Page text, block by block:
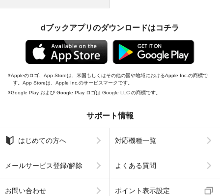
dブックアプリのダウンロードはコチラ
Appleのロゴ、App Storeは、米国もしくはその他の国や地域におけるApple Inc.の商標で
す。App Storeは、Apple Inc.のサービスマークです。
Google Play および Google Play ロゴは Google LLC の商標です。
サポート情報
はじめての方へ 対応機種一覧
メールサービス登録/解除 よくある質問
お問い合わせ ポイント表示設定